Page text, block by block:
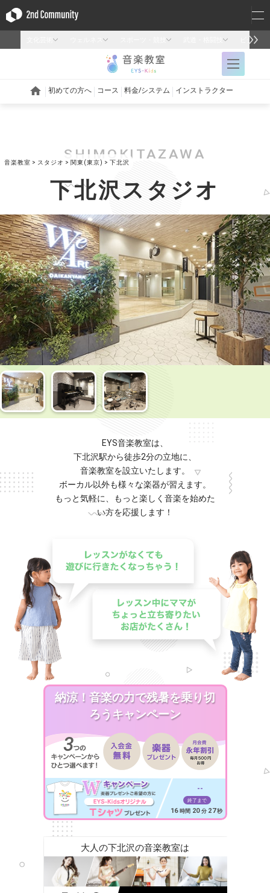
音楽教室 スタジオ 関東(東京) 下北沢
SHIMOKITAZAWA
下北沢スタジオ
EYS音楽教室は、
下北沢駅から徒歩2分の立地に、
音楽教室を設立いたします。
ボーカル以外も様々な楽器が習えます。
もっと気軽に、もっと楽しく音楽を始めた
い方を応援します！
納涼！音楽の力で残暑を乗り切
ろうキャンペーン
--
終了まで
16 時間 20 分 25 秒
大人の下北沢の音楽教室は